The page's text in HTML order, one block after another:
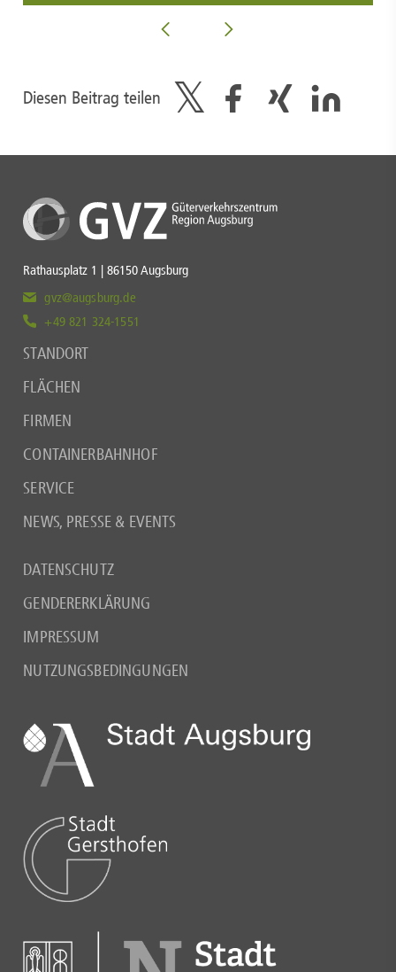
Diesen Beitrag teilen
Rathausplatz 1 | 86150 Augsburg
gvz@augsburg.de
+49 821 324-1551
STANDORT
FLÄCHEN
FIRMEN
CONTAINERBAHNHOF
SERVICE
NEWS, PRESSE & EVENTS
DATENSCHUTZ
GENDERERKLÄRUNG
IMPRESSUM
NUTZUNGSBEDINGUNGEN